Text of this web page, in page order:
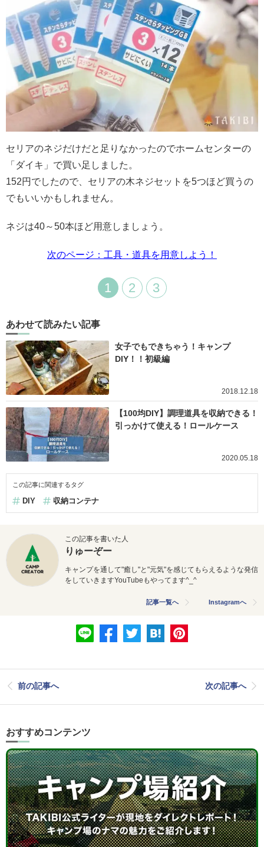
セリアのネジだけだと足りなかったのでホームセンターの
「ダイキ」で買い足しました。
152円でしたので、セリアの木ネジセットを5つほど買うの
でもいいかもしれません。
ネジは40～50本ほど用意しましょう。
次のページ：工具・道具を用意しよう！
1 2 3
あわせて読みたい記事
女子でもできちゃう！キャンプ
DIY！！初級編
2018.12.18
【100均DIY】調理道具を収納できる！
引っかけて使える！ロールケース
2020.05.18
この記事に関連するタグ
DIY 収納コンテナ
この記事を書いた人
りゅーぞー
キャンプを通して"癒し"と"元気"を感じてもらえるような発信
をしていきますYouTubeもやってます^_^
記事一覧へ Instagramへ
前の記事へ 次の記事へ
おすすめコンテンツ